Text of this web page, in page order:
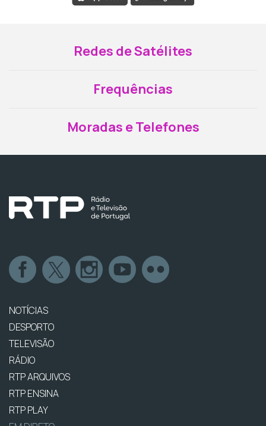
Redes de Satélites
Frequências
Moradas e Telefones
NOTÍCIAS
DESPORTO
TELEVISÃO
RÁDIO
RTP ARQUIVOS
RTP ENSINA
RTP PLAY